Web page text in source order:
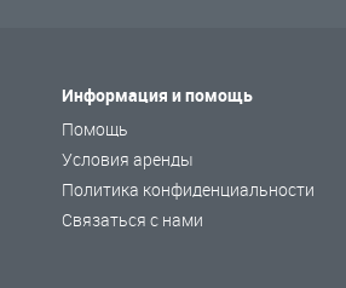
Информация и помощь
Помощь
Условия аренды
Политика конфиденциальности
Связаться с нами